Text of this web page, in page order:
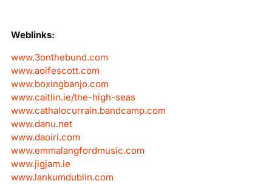
Weblinks:
www.3onthebund.com
www.aoifescott.com
www.boxingbanjo.com
www.caitlin.ie/the-high-seas
www.cathalocurrain.bandcamp.com
www.danu.net
www.daoiri.com
www.emmalangfordmusic.com
www.jigjam.ie
www.lankumdublin.com